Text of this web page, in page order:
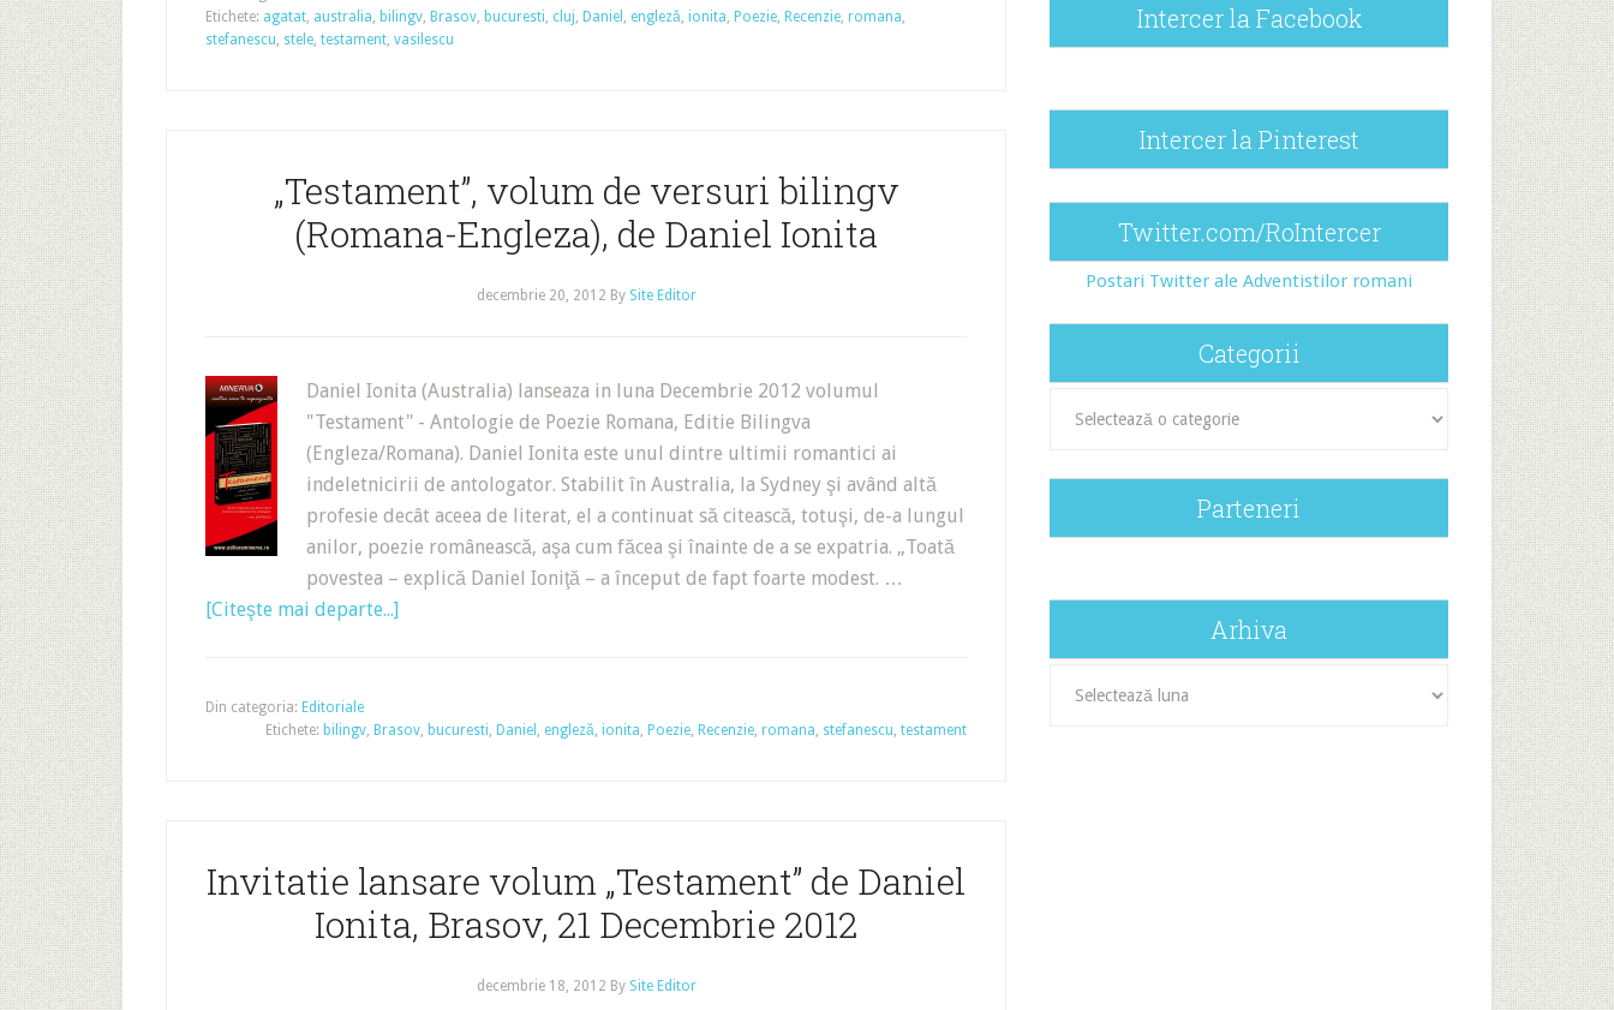
Etichete: agatat, australia, bilingv, Brasov, bucuresti, cluj, Daniel , engleză, ionita, Poezie, Recenzie, romana,
stefanescu, stele, testament, vasilescu
„Testament”, volum de versuri bilingv
(Romana-Engleza), de Daniel Ionita
decembrie 20, 2012 By Site Editor
Daniel Ionita (Australia) lanseaza in luna Decembrie 2012 volumul
"Testament" - Antologie de Poezie Romana, Editie Bilingva
(Engleza/Romana). Daniel Ionita este unul dintre ultimii romantici ai
indeletnicirii de antologator. Stabilit în Australia, la Sydney şi având altă
profesie decât aceea de literat, el a continuat să citească, totuşi, de-a lungul
anilor, poezie românească, aşa cum făcea şi înainte de a se expatria. „Toată
povestea – explică Daniel Ioniţă – a început de fapt foarte modest. …
[Citeşte mai departe...]
Din categoria: Editoriale
Etichete: bilingv, Brasov, bucuresti, Daniel , engleză, ionita, Poezie, Recenzie, romana, stefanescu, testament
Invitatie lansare volum „Testament” de Daniel
Ionita, Brasov, 21 Decembrie 2012
decembrie 18, 2012 By Site Editor
Intercer la Facebook
Intercer la Pinterest
Twitter.com/RoIntercer
Postari Twitter ale Adventistilor romani
Categorii
Parteneri
Arhiva